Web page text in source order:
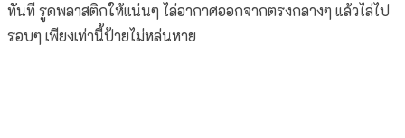
ทันที รูดพลาสติกให้แน่นๆ ไล่อากาศออกจากตรงกลางๆ แล้วไล่ไป
รอบๆ เพียงเท่านี้ป้ายไม่หล่นหาย